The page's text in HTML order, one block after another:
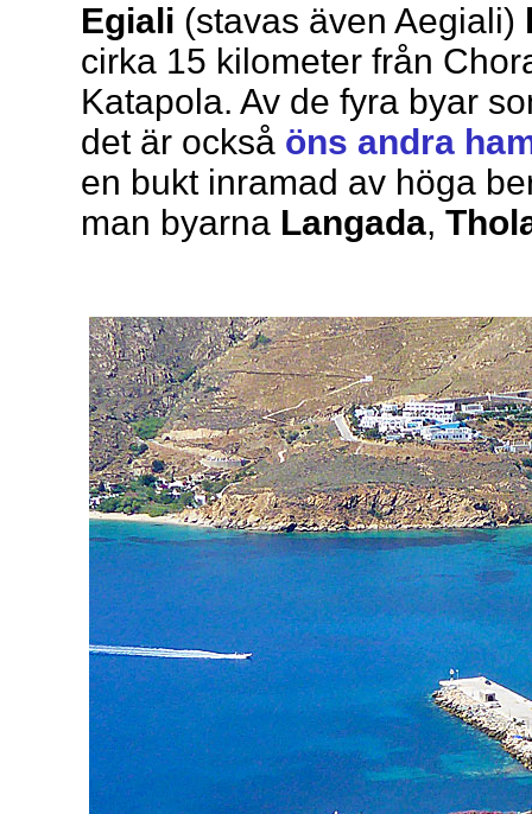
Egiali (stavas även Aegiali)
cirka 15 kilometer från
Katapola. Av de fyra byar
det är också öns andra
en bukt inramad av höga
man byarna Langada,